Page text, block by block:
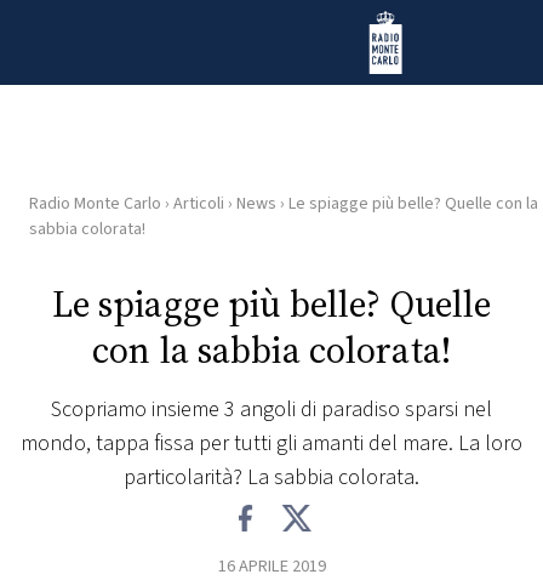
Radio Monte Carlo
HOME
RADIO
PLAYLIST
Radio Monte Carlo › Articoli › News › Le spiagge più belle? Quelle con la
sabbia colorata!
Le spiagge più belle? Quelle
con la sabbia colorata!
Scopriamo insieme 3 angoli di paradiso sparsi nel
mondo, tappa fissa per tutti gli amanti del mare. La loro
particolarità? La sabbia colorata.
16 APRILE 2019